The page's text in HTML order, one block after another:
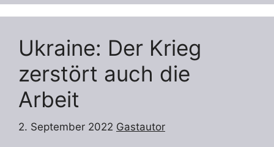
Ukraine: Der Krieg
zerstört auch die
Arbeit
2. September 2022 Gastautor